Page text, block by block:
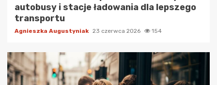
autobusy i stacje ładowania dla lepszego
transportu
Agnieszka Augustyniak 23 czerwca 2026 154